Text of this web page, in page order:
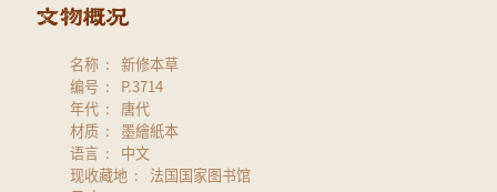
名称
新修本草
编号
P.3714
年代
唐代
材质
墨繪紙本
语言
中文
现收藏地
法国国家图书馆